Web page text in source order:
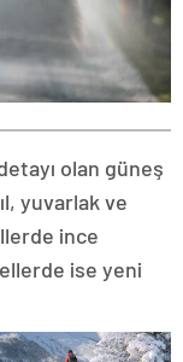
olan güneş
yuvarlak ve
ince
ise yeni